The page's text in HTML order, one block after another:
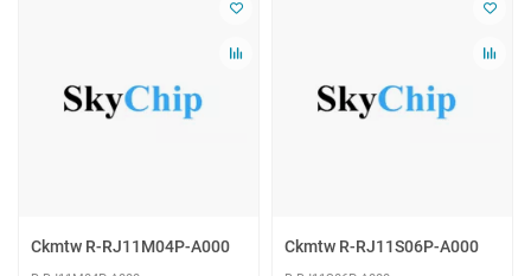
Ckmtw R-RJ11M04P-A000 Ckmtw R-RJ11S06P-A000